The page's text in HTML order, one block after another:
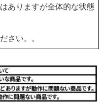
ありますが全体的な状態
さい。。